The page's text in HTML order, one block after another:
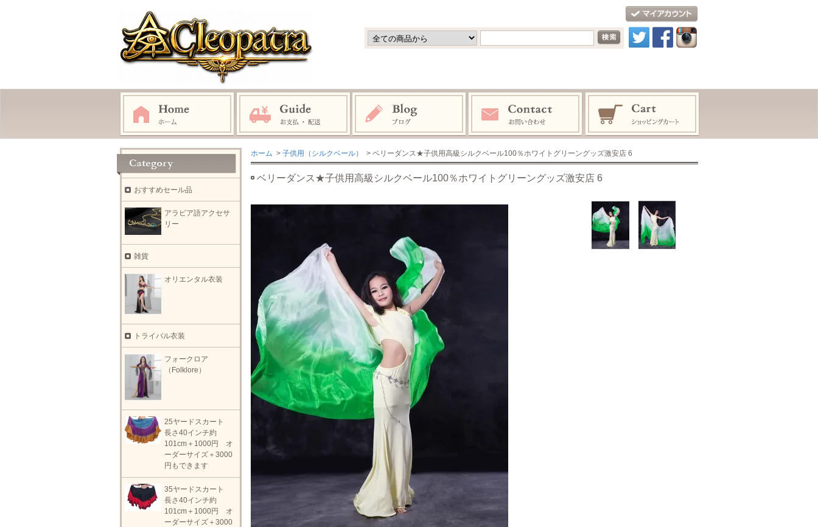
ホーム > 子供用（シルクベール） > ベリーダンス★子供用高級シルクベール100％ホワイトグリーングッズ激安店 6
ベリーダンス★子供用高級シルクベール100％ホワイトグリーングッズ激安店 6
おすすめセール品
アラビア語アクセサ
リー
雑貨
オリエンタル衣装
トライバル衣装
フォークロア
（Folklore）
25ヤードスカート
長さ40インチ約
101cm＋1000円 オ
ーダーサイズ＋3000
円もできます
35ヤードスカート
長さ40インチ約
101cm＋1000円 オ
ーダーサイズ＋3000